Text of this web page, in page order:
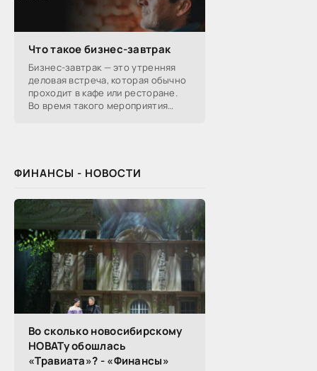
Что такое бизнес-завтрак
Бизнес-завтрак — это утренняя
деловая встреча, которая обычно
проходит в кафе или ресторане.
Во время такого мероприятия
ФИНАНСЫ - НОВОСТИ
Во сколько новосибирскому
НОВАТу обошлась
«Травиата»? - «Финансы»